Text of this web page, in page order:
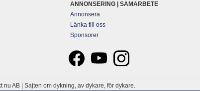
ANNONSERING | SAMARBETE
Annonsera
Länka till oss
Sponsorer
AB | Sajten om dykning, av dykare, för dykare.